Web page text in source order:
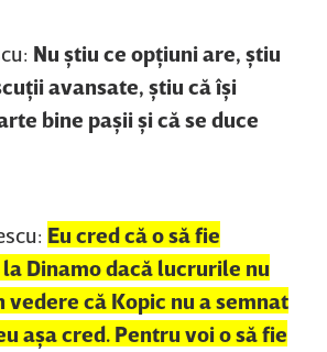
Nu ştiu ce opţiuni are, ştiu
avansate, ştiu că îşi
bine paşii şi că se duce
Eu cred că o să fie
Dinamo dacă lucrurile nu
vedere că Kopic nu a semnat
aşa cred. Pentru voi o să fie